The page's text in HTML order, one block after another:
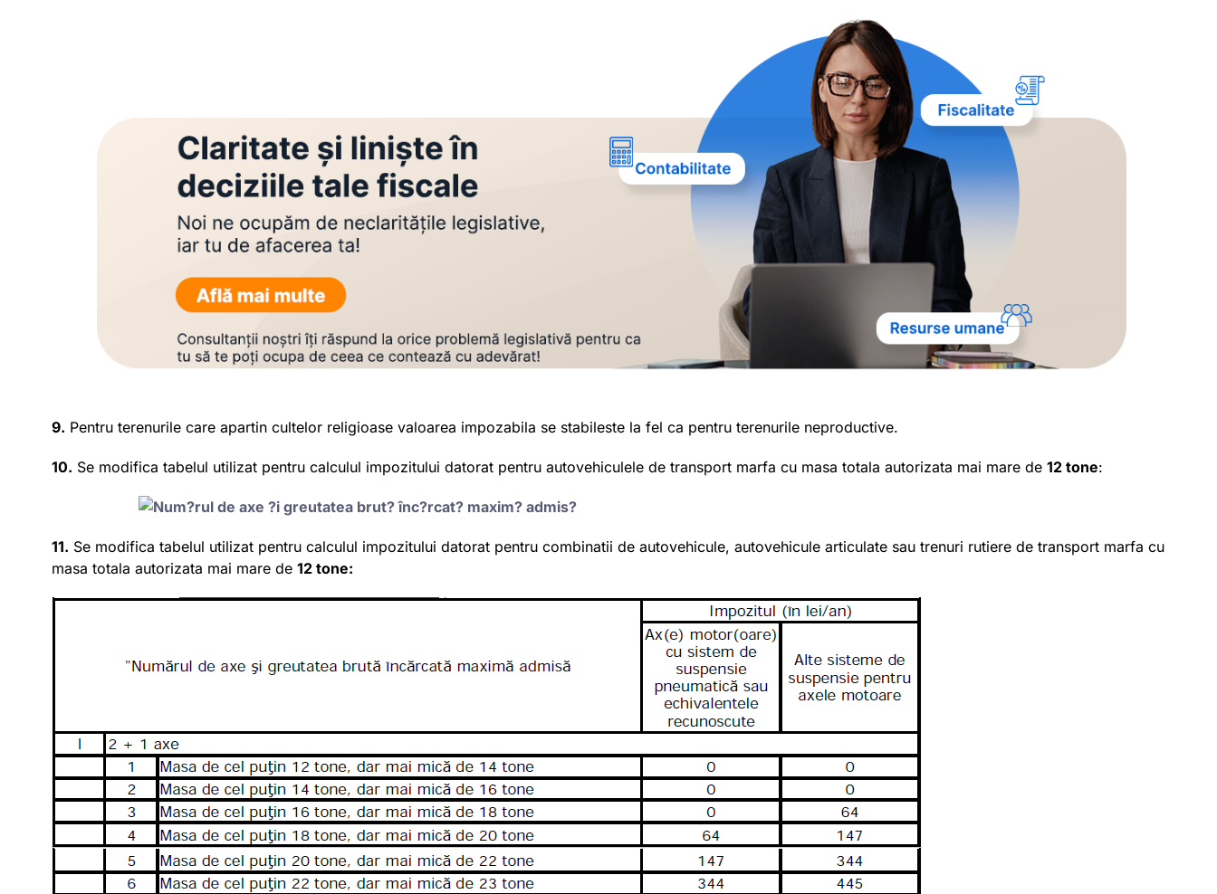
9. Pentru terenurile care apartin cultelor religioase valoarea impozabila se stabileste la fel ca pentru terenurile neproductive.
10. Se modifica tabelul utilizat pentru calculul impozitului datorat pentru autovehiculele de transport marfa cu masa totala autorizata mai mare de 12 tone:
11. Se modifica tabelul utilizat pentru calculul impozitului datorat pentru combinatii de autovehicule, autovehicule articulate sau trenuri rutiere de transport marfa cu
masa totala autorizata mai mare de 12 tone: